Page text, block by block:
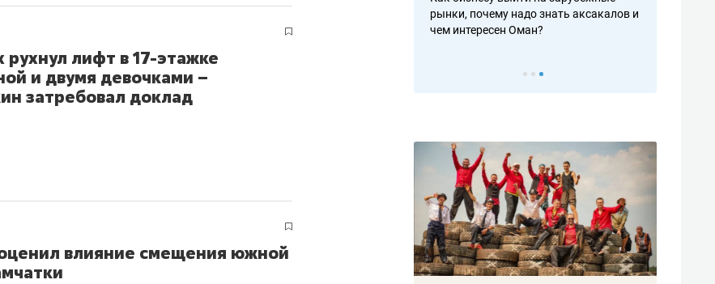
рухнул лифт в 17-этажке
и двумя девочками –
затребовал доклад
влияние смещения южной
налогах и развитии без кредитов
рынки, почему надо знать аксакалов и
чем интересен Оман?